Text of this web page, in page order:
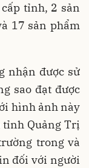
tỉnh, 2 sản
17 sản phẩm
nhận được sử
sao đạt được
hình ảnh này
tỉnh Quảng Trị
trong và
đối với người